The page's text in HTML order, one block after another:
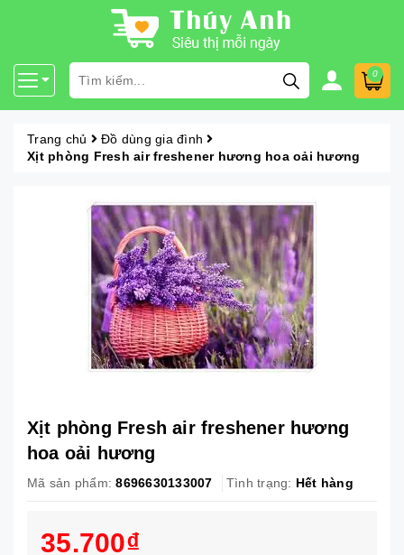
0
Trang chủ
Đồ dùng gia đình
Xịt phòng Fresh air freshener hương hoa oải hương
Xịt phòng Fresh air freshener hương
hoa oải hương
Mã sản phẩm: 8696630133007 Tình trạng: Hết hàng
35.700₫